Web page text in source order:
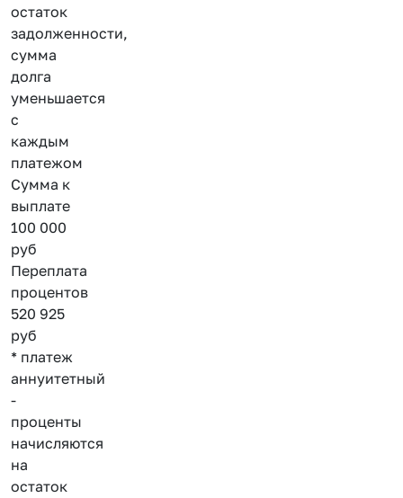
остаток
задолженности,
сумма
долга
уменьшается
с
каждым
платежом
Сумма к
выплате
100 000
руб
Переплата
процентов
520 925
руб
* платеж
аннуитетный
-
проценты
начисляются
на
остаток